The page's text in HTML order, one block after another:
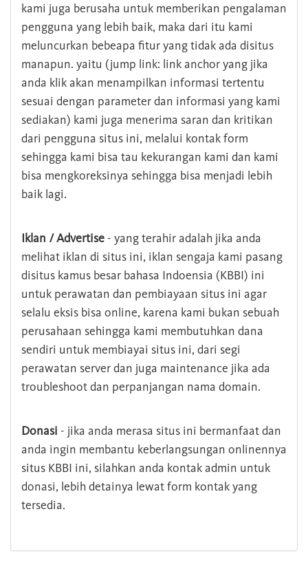
kami juga berusaha untuk memberikan pengalaman
pengguna yang lebih baik, maka dari itu kami
meluncurkan bebeapa fitur yang tidak ada disitus
manapun. yaitu (jump link: link anchor yang jika
anda klik akan menampilkan informasi tertentu
sesuai dengan parameter dan informasi yang kami
sediakan) kami juga menerima saran dan kritikan
dari pengguna situs ini, melalui kontak form
sehingga kami bisa tau kekurangan kami dan kami
bisa mengkoreksinya sehingga bisa menjadi lebih
baik lagi.
Iklan / Advertise - yang terahir adalah jika anda
melihat iklan di situs ini, iklan sengaja kami pasang
disitus kamus besar bahasa Indoensia (KBBI) ini
untuk perawatan dan pembiayaan situs ini agar
selalu eksis bisa online, karena kami bukan sebuah
perusahaan sehingga kami membutuhkan dana
sendiri untuk membiayai situs ini, dari segi
perawatan server dan juga maintenance jika ada
troubleshoot dan perpanjangan nama domain.
Donasi - jika anda merasa situs ini bermanfaat dan
anda ingin membantu keberlangsungan onlinennya
situs KBBI ini, silahkan anda kontak admin untuk
donasi, lebih detainya lewat form kontak yang
tersedia.